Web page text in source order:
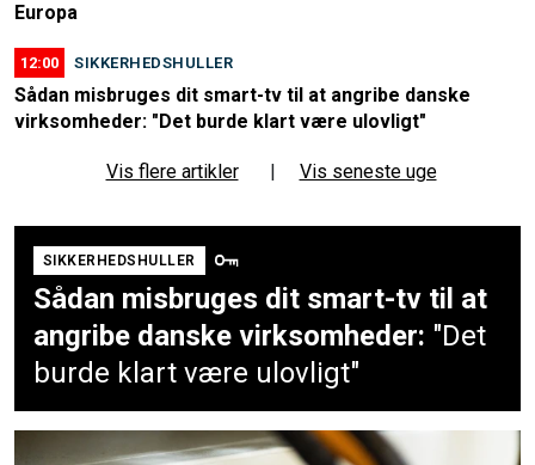
Europa
12:00 SIKKERHEDSHULLER
Sådan misbruges dit smart-tv til at angribe danske
virksomheder: "Det burde klart være ulovligt"
Vis flere artikler | Vis seneste uge
SIKKERHEDSHULLER
Sådan misbruges dit smart-tv til at
angribe danske virksomheder: "Det
burde klart være ulovligt"